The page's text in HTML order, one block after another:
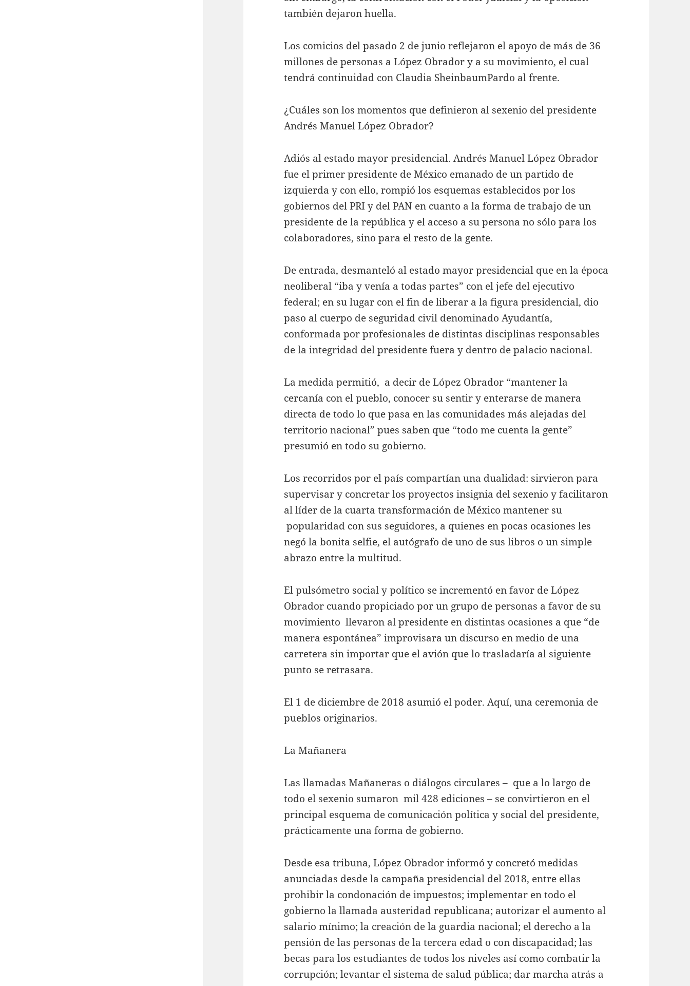
también dejaron huella.
Los comicios del pasado 2 de junio reflejaron el apoyo de más de 36
millones de personas a López Obrador y a su movimiento, el cual
tendrá continuidad con Claudia SheinbaumPardo al frente.
¿Cuáles son los momentos que definieron al sexenio del presidente
Andrés Manuel López Obrador?
Adiós al estado mayor presidencial. Andrés Manuel López Obrador
fue el primer presidente de México emanado de un partido de
izquierda y con ello, rompió los esquemas establecidos por los
gobiernos del PRI y del PAN en cuanto a la forma de trabajo de un
presidente de la república y el acceso a su persona no sólo para los
colaboradores, sino para el resto de la gente.
De entrada, desmanteló al estado mayor presidencial que en la época
neoliberal “iba y venía a todas partes” con el jefe del ejecutivo
federal; en su lugar con el fin de liberar a la figura presidencial, dio
paso al cuerpo de seguridad civil denominado Ayudantía,
conformada por profesionales de distintas disciplinas responsables
de la integridad del presidente fuera y dentro de palacio nacional.
La medida permitió, a decir de López Obrador “mantener la
cercanía con el pueblo, conocer su sentir y enterarse de manera
directa de todo lo que pasa en las comunidades más alejadas del
territorio nacional” pues saben que “todo me cuenta la gente”
presumió en todo su gobierno.
Los recorridos por el país compartían una dualidad: sirvieron para
supervisar y concretar los proyectos insignia del sexenio y facilitaron
al líder de la cuarta transformación de México mantener su
popularidad con sus seguidores, a quienes en pocas ocasiones les
negó la bonita selfie, el autógrafo de uno de sus libros o un simple
abrazo entre la multitud.
El pulsómetro social y político se incrementó en favor de López
Obrador cuando propiciado por un grupo de personas a favor de su
movimiento llevaron al presidente en distintas ocasiones a que “de
manera espontánea” improvisara un discurso en medio de una
carretera sin importar que el avión que lo trasladaría al siguiente
punto se retrasara.
El 1 de diciembre de 2018 asumió el poder. Aquí, una ceremonia de
pueblos originarios.
La Mañanera
Las llamadas Mañaneras o diálogos circulares – que a lo largo de
todo el sexenio sumaron mil 428 ediciones – se convirtieron en el
principal esquema de comunicación política y social del presidente,
prácticamente una forma de gobierno.
Desde esa tribuna, López Obrador informó y concretó medidas
anunciadas desde la campaña presidencial del 2018, entre ellas
prohibir la condonación de impuestos; implementar en todo el
gobierno la llamada austeridad republicana; autorizar el aumento al
salario mínimo; la creación de la guardia nacional; el derecho a la
pensión de las personas de la tercera edad o con discapacidad; las
becas para los estudiantes de todos los niveles así como combatir la
corrupción; levantar el sistema de salud pública; dar marcha atrás a